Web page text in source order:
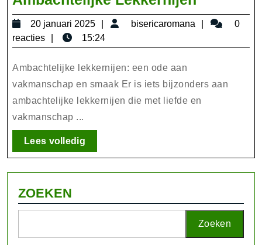
de
Hemelse
Smaak
20 januari 2025
20
2025
bisericaromana
0
reacties
15:24
Ambachtelijke lekkernijen: een ode aan
vakmanschap en smaak Er is iets bijzonders aan
ambachtelijke lekkernijen die met liefde en
vakmanschap ...
Lees volledigLees
volledig
ZOEKEN
Zoeken